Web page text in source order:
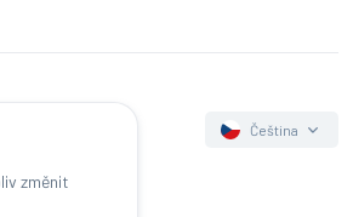
změnit
Čeština